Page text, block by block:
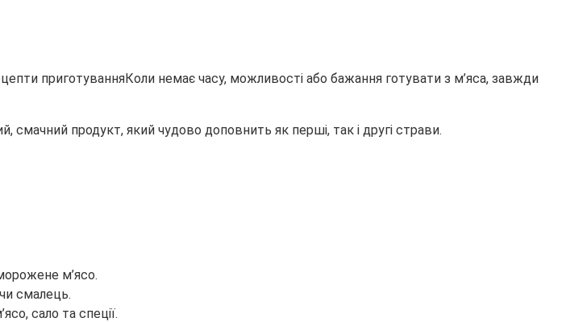
Коли немає часу, можливості або бажання готувати з м’яса, завжди
продукт, який чудово доповнить як перші, так і другі страви.
м’ясо.
смалець.
сало та спеції.